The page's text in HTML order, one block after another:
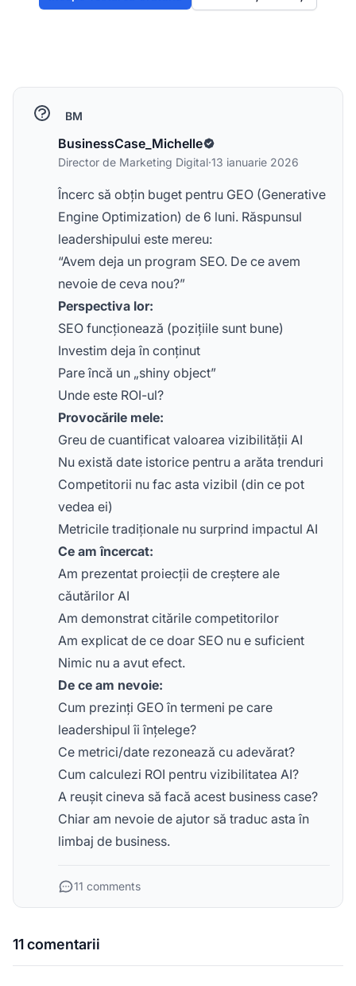
BM
BusinessCase_Michelle
Director de Marketing Digital·13 ianuarie 2026
Încerc să obțin buget pentru GEO (Generative
Engine Optimization) de 6 luni. Răspunsul
leadershipului este mereu:
“Avem deja un program SEO. De ce avem
nevoie de ceva nou?”
Perspectiva lor:
SEO funcționează (pozițiile sunt bune)
Investim deja în conținut
Pare încă un „shiny object”
Unde este ROI-ul?
Provocările mele:
Greu de cuantificat valoarea vizibilității AI
Nu există date istorice pentru a arăta trenduri
Competitorii nu fac asta vizibil (din ce pot
vedea ei)
Metricile tradiționale nu surprind impactul AI
Ce am încercat:
Am prezentat proiecții de creștere ale
căutărilor AI
Am demonstrat citările competitorilor
Am explicat de ce doar SEO nu e suficient
Nimic nu a avut efect.
De ce am nevoie:
Cum prezinți GEO în termeni pe care
leadershipul îi înțelege?
Ce metrici/date rezonează cu adevărat?
Cum calculezi ROI pentru vizibilitatea AI?
A reușit cineva să facă acest business case?
Chiar am nevoie de ajutor să traduc asta în
limbaj de business.
11 comments
11 comentarii